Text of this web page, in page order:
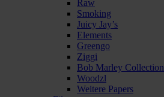
Raw
Smoking
Juicy Jay’s
Elements
Greengo
Ziggi
Bob Marley Collection
Woodzl
Weitere Papers